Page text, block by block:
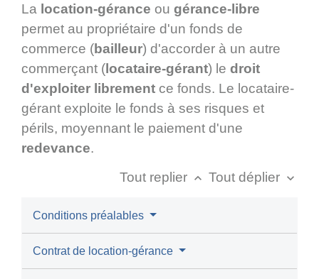
La location-gérance ou gérance-libre
permet au propriétaire d'un fonds de
commerce (bailleur) d'accorder à un autre
commerçant (locataire-gérant) le droit
d'exploiter librement ce fonds. Le locataire-
gérant exploite le fonds à ses risques et
périls, moyennant le paiement d'une
redevance.
Tout replier keyboard_arrow_up Tout déplier keyboard_arrow_down
Conditions préalables
Contrat de location-gérance